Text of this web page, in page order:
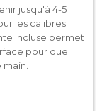
jusqu'à 4-5
les calibres
incluse permet
pour que